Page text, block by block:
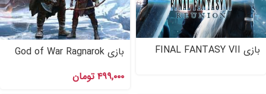
بازی FINAL FANTASY VII
بازی God of War Ragnarok
۴۹۹,۰۰۰ تومان